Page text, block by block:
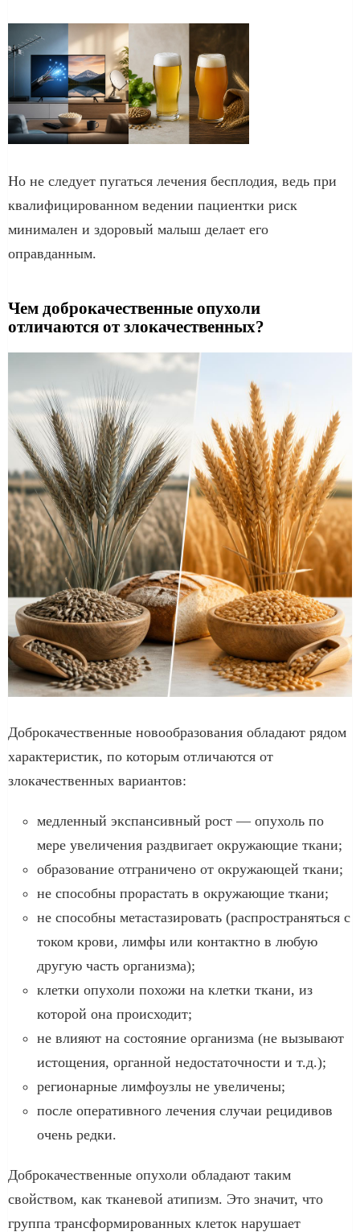
Но не следует пугаться лечения бесплодия, ведь при
квалифицированном ведении пациентки риск
минимален и здоровый малыш делает его
оправданным.
Чем доброкачественные опухоли
отличаются от злокачественных?
Доброкачественные новообразования обладают рядом
характеристик, по которым отличаются от
злокачественных вариантов:
медленный экспансивный рост — опухоль по
мере увеличения раздвигает окружающие ткани;
образование отграничено от окружающей ткани;
не способны прорастать в окружающие ткани;
не способны метастазировать (распространяться с
током крови, лимфы или контактно в любую
другую часть организма);
клетки опухоли похожи на клетки ткани, из
которой она происходит;
не влияют на состояние организма (не вызывают
истощения, органной недостаточности и т.д.);
регионарные лимфоузлы не увеличены;
после оперативного лечения случаи рецидивов
очень редки.
Доброкачественные опухоли обладают таким
свойством, как тканевой атипизм. Это значит, что
группа трансформированных клеток нарушает